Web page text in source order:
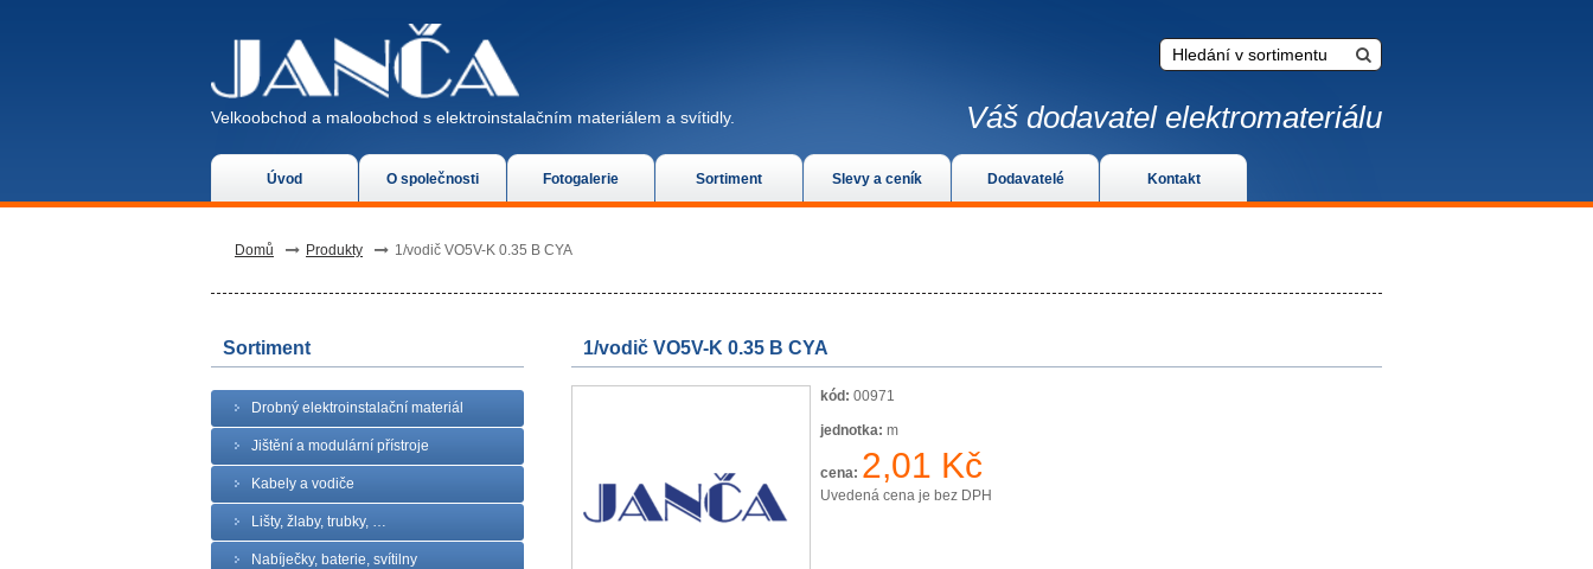
Úvod O společnosti Fotogalerie Sortiment Slevy a ceník Dodavatelé Kontakt
Velkoobchod a maloobchod s elektroinstalačním materiálem a svítidly. Váš dodavatel elektromateriálu
Domů Produkty 1/vodič VO5V-K 0.35 B CYA
Sortiment
Drobný elektroinstalační materiál
Jištění a modulární přístroje
Kabely a vodiče
Lišty, žlaby, trubky, …
Nabíječky, baterie, svítilny
1/vodič VO5V-K 0.35 B CYA
kód: 00971
jednotka: m
cena: 2,01 Kč
Uvedená cena je bez DPH